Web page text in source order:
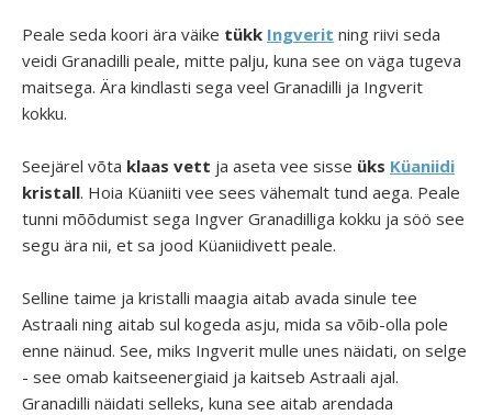
Peale seda koori ära väike tükk Ingverit ning riivi seda
veidi Granadilli peale, mitte palju, kuna see on väga tugeva
maitsega. Ära kindlasti sega veel Granadilli ja Ingverit
kokku.
Seejärel võta klaas vett ja aseta vee sisse üks Küaniidi
kristall. Hoia Küaniiti vee sees vähemalt tund aega. Peale
tunni mõõdumist sega Ingver Granadilliga kokku ja söö see
segu ära nii, et sa jood Küaniidivett peale.
Selline taime ja kristalli maagia aitab avada sinule tee
Astraali ning aitab sul kogeda asju, mida sa võib-olla pole
enne näinud. See, miks Ingverit mulle unes näidati, on selge
- see omab kaitseenergiaid ja kaitseb Astraali ajal.
Granadilli näidati selleks, kuna see aitab arendada